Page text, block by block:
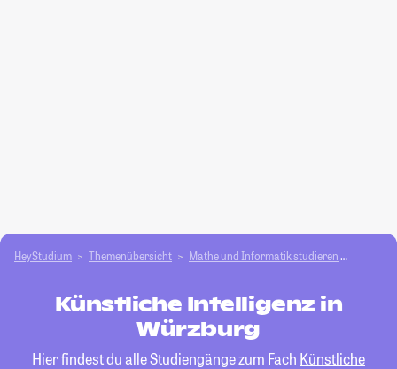
HeyStudium Themenübersicht Mathe und Informatik studieren
Künstliche Intelligenz in
Würzburg
Hier findest du alle Studiengänge zum Fach Künstliche